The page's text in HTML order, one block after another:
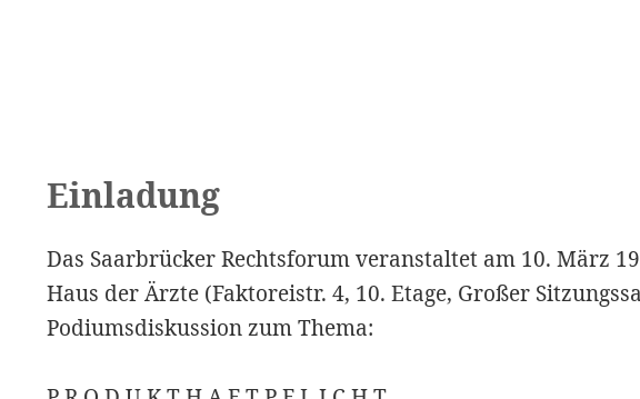
Einladung
Das Saarbrücker Rechtsforum veranstaltet am 10. März
Haus der Ärzte (Faktoreistr. 4, 10. Etage, Großer
Podiumsdiskussion zum Thema: